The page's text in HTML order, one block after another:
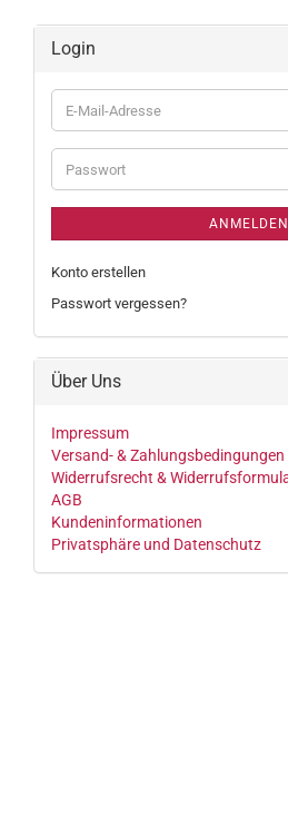
Login
E-
Mail-
Adresse
Passwort
ANMELDEN
Konto erstellen
Passwort vergessen?
Über Uns
Impressum
Versand- & Zahlungsbedingungen
Widerrufsrecht &
AGB
Kundeninformationen
Privatsphäre und Datenschutz